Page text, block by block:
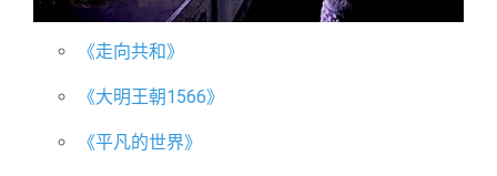
《走向共和》
《大明王朝1566》
《平凡的世界》